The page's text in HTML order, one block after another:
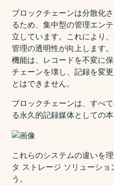
ブロックチェーンは分散化
るため、集中型の管理エン
立しています。これにより
管理の透明性が向上します
機能は、レコードを不変に
チェーンを壊し、記録を変
とはできません。
ブロックチェーンは、すべ
る永久的記録媒体としての本
これらのシステムの違いを
タ ストレージ ソリューショ
う。